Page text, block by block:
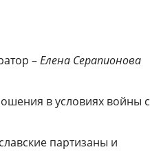
–Елена Серапионова
в условиях войны с
партизаны и